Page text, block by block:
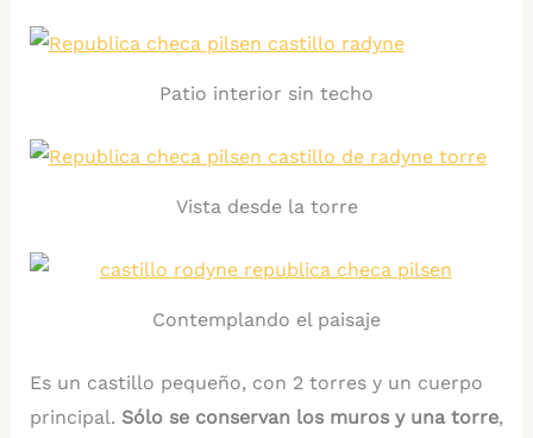
Patio interior sin techo
Vista desde la torre
Contemplando el paisaje
Es un castillo pequeño, con 2 torres y un cuerpo
principal. Sólo se conservan los muros y una torre,